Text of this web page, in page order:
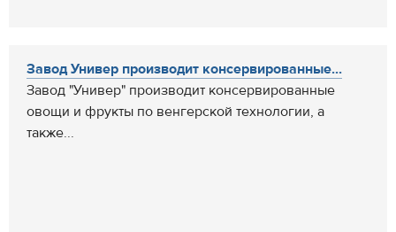
Завод Универ производит консервированные...
Завод "Универ" производит консервированные
овощи и фрукты по венгерской технологии, а
также...